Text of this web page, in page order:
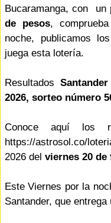
Bucaramanga, con
de pesos,
noche, publicamos
juega esta lotería.
Resultados
2026, sorteo número
Conoce aquí los
https://astrosol.co/
2026 del viernes 20 de
Este Viernes por la
Santander, que